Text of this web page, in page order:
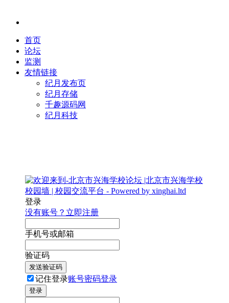
首页
论坛
监测
友情链接
纪月发布页
纪月存储
千趣源码网
纪月科技
登录
没有账号？立即注册
手机号或邮箱
验证码
发送验证码
记住登录账号密码登录
登录